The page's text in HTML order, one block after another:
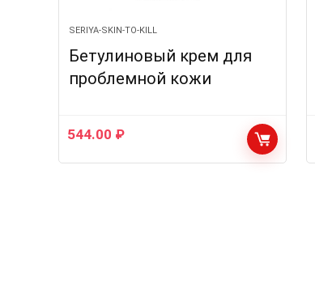
SERIYA-SKIN-TO-KILL
Бетулиновый крем для
проблемной кожи
544.00 ₽